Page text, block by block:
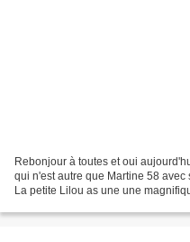
Rebonjour à toutes et oui
qui n'est autre que Martine 58
La petite Lilou as une une